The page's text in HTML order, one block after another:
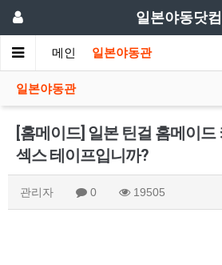
일본야동닷컴
메인 일본야동관
일본야동관
[홈메이드] 일본 틴걸 홈메이드
섹스 테이프입니까?
관리자 0 19505